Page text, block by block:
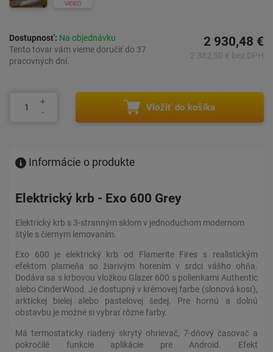
Dostupnosť: Na objednávku
Tento tovar vám vieme doručiť do 37
pracovných dní.
2 930,48 €
2 382,50 € bez DPH
Vložiť do košíka
Informácie o produkte
Elektrický krb - Exo 600 Grey
Elektrický krb s 3-stranným sklom v jednoduchom modernom
štýle s čiernym lemovaním.
Exo 600 je elektrický krb od Flamerite Fires s realistickým
efektom plameňa so žiarivým horením v srdci vášho ohňa.
Dodáva sa s krbovou vložkou Glazer 600 s polienkami Authentic
alebo CinderWood. Je dostupný v krémovej farbe (slonová kosť),
arktickej bielej alebo pastelovej šedej. Pre hornú a dolnú
obstavbu je možné si vybrať rôzne farby.
Má termostaticky riadený skrytý ohrievač, 7-dňový časovač a
pokročilé funkcie aplikácie pre Android. Efekt